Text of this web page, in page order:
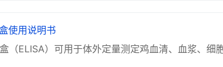
使用说明书
ELISA）可用于体外定量测定鸡血清、血浆、细